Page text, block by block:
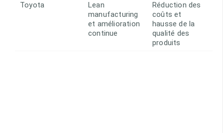
Toyota
Lean
manufacturing
et amélioration
continue
Réduction des
coûts et
hausse de la
qualité des
produits